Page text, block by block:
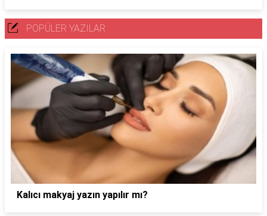
POPÜLER YAZILAR
Kalıcı makyaj yazın yapılır mı?